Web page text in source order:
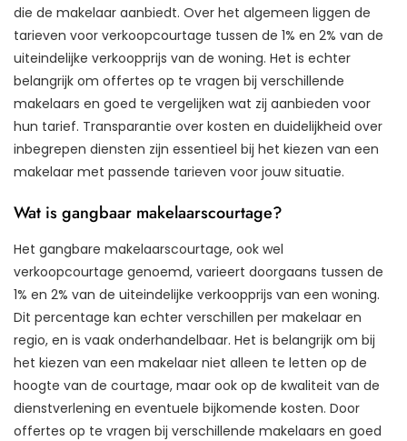
die de makelaar aanbiedt. Over het algemeen liggen de
tarieven voor verkoopcourtage tussen de 1% en 2% van de
uiteindelijke verkoopprijs van de woning. Het is echter
belangrijk om offertes op te vragen bij verschillende
makelaars en goed te vergelijken wat zij aanbieden voor
hun tarief. Transparantie over kosten en duidelijkheid over
inbegrepen diensten zijn essentieel bij het kiezen van een
makelaar met passende tarieven voor jouw situatie.
Wat is gangbaar makelaarscourtage?
Het gangbare makelaarscourtage, ook wel
verkoopcourtage genoemd, varieert doorgaans tussen de
1% en 2% van de uiteindelijke verkoopprijs van een woning.
Dit percentage kan echter verschillen per makelaar en
regio, en is vaak onderhandelbaar. Het is belangrijk om bij
het kiezen van een makelaar niet alleen te letten op de
hoogte van de courtage, maar ook op de kwaliteit van de
dienstverlening en eventuele bijkomende kosten. Door
offertes op te vragen bij verschillende makelaars en goed